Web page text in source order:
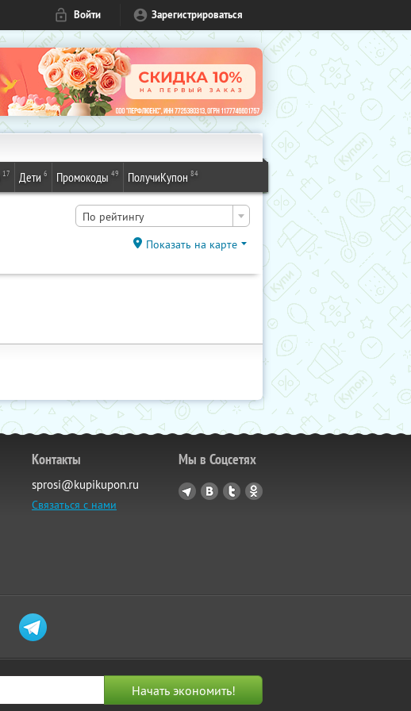
Войти Зарегистрироваться
17 Дети 6 Промокоды 49 ПолучиКупон 84
По рейтингу
Показать на карте
Контакты
sprosi@kupikupon.ru
Связаться с нами
Мы в Соцсетях